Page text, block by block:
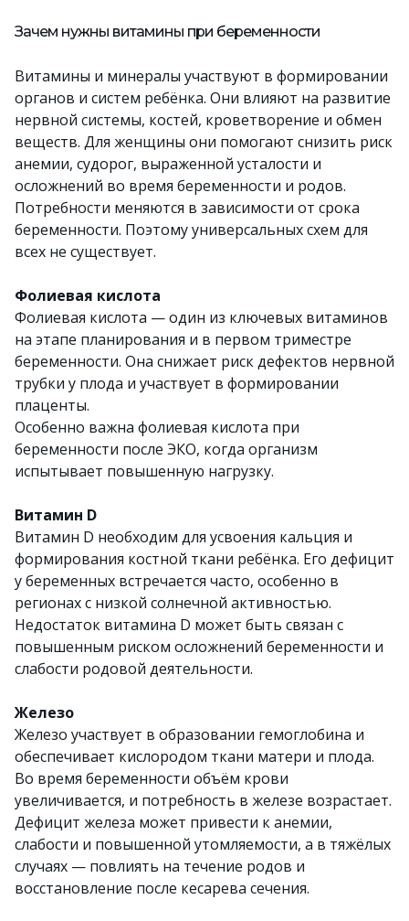
Зачем нужны витамины при беременности
Витамины и минералы участвуют в формировании
органов и систем ребёнка. Они влияют на развитие
нервной системы, костей, кроветворение и обмен
веществ. Для женщины они помогают снизить риск
анемии, судорог, выраженной усталости и
осложнений во время беременности и родов.
Потребности меняются в зависимости от срока
беременности. Поэтому универсальных схем для
всех не существует.
Фолиевая кислота
Фолиевая кислота — один из ключевых витаминов
на этапе планирования и в первом триместре
беременности. Она снижает риск дефектов нервной
трубки у плода и участвует в формировании
плаценты.
Особенно важна фолиевая кислота при
беременности после ЭКО, когда организм
испытывает повышенную нагрузку.
Витамин D
Витамин D необходим для усвоения кальция и
формирования костной ткани ребёнка. Его дефицит
у беременных встречается часто, особенно в
регионах с низкой солнечной активностью.
Недостаток витамина D может быть связан с
повышенным риском осложнений беременности и
слабости родовой деятельности.
Железо
Железо участвует в образовании гемоглобина и
обеспечивает кислородом ткани матери и плода.
Во время беременности объём крови
увеличивается, и потребность в железе возрастает.
Дефицит железа может привести к анемии,
слабости и повышенной утомляемости, а в тяжёлых
случаях — повлиять на течение родов и
восстановление после кесарева сечения.